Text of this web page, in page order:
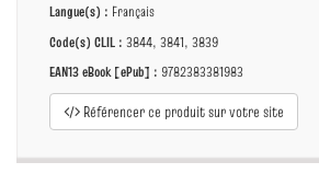
Langue(s) : Français
Code(s) CLIL : 3844, 3841, 3839
EAN13 eBook [ePub] : 9782383381983
Référencer ce produit sur votre site